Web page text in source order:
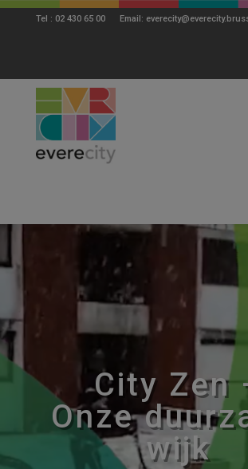
Tel : 02 430 65 00 Email:
City Zen
Onze
wijk
modal-